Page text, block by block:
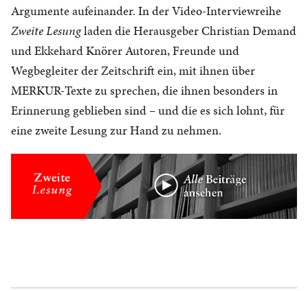
Argumente aufeinander. In der Video-Interviewreihe
Zweite Lesungladen die Herausgeber Christian Demand
und Ekkehard Knörer Autoren, Freunde und
Wegbegleiter der Zeitschrift ein, mit ihnen über
MERKUR-Texte zu sprechen, die ihnen besonders in
Erinnerung geblieben sind – und die es sich lohnt, für
eine zweite Lesung zur Hand zu nehmen.